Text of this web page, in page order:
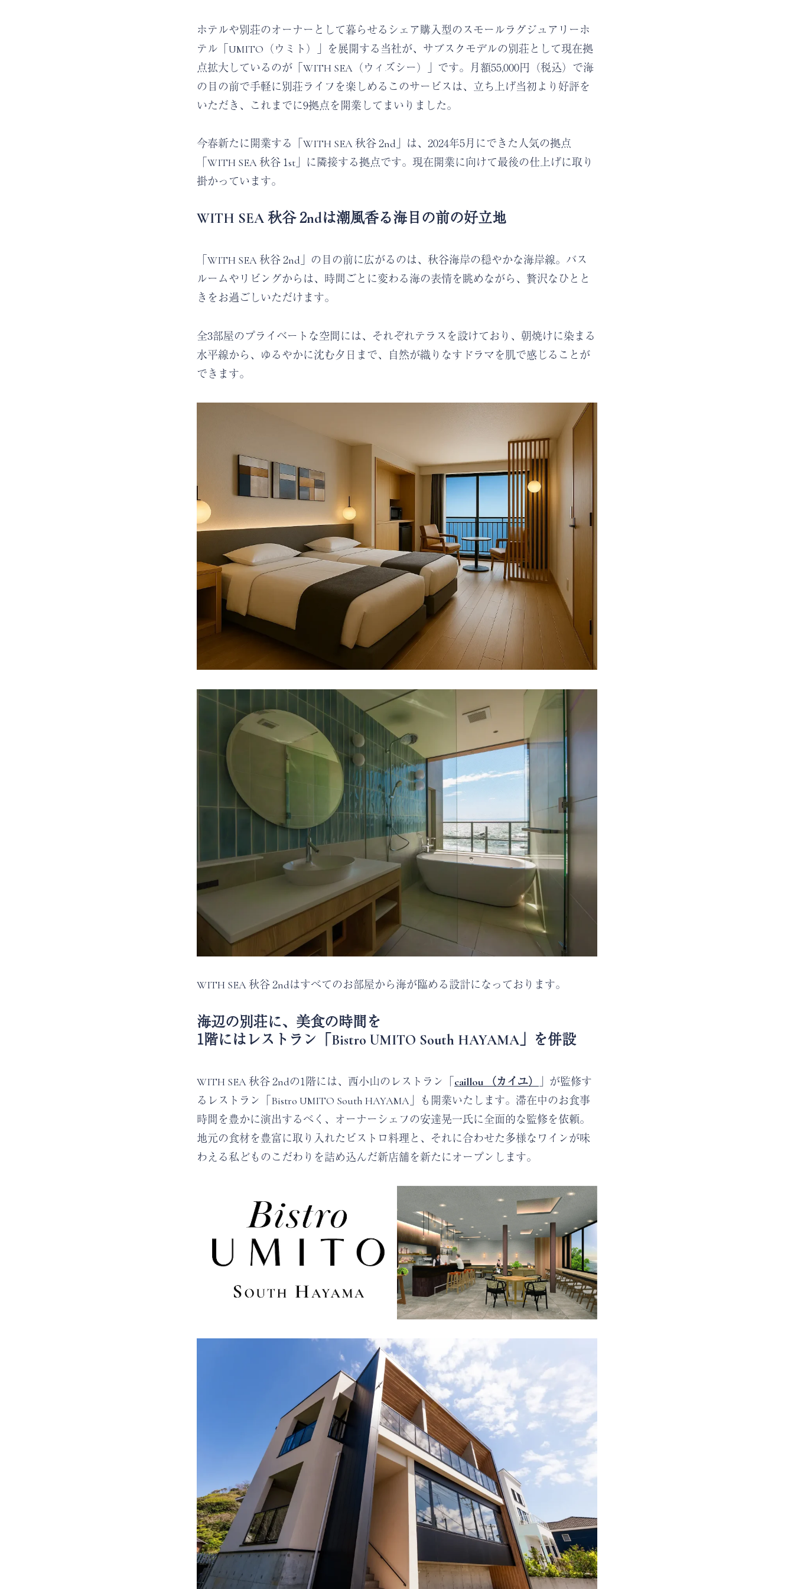
ホテルや別荘のオーナーとして暮らせるシェア購入型のスモールラグジュアリーホ
テル「UMITO（ウミト）」を展開する当社が、サブスクモデルの別荘として現在拠
点拡大しているのが「WITH SEA（ウィズシー）」です。月額55,000円（税込）で海
の目の前で手軽に別荘ライフを楽しめるこのサービスは、立ち上げ当初より好評を
いただき、これまでに9拠点を開業してまいりました。
今春新たに開業する「WITH SEA 秋谷 2nd」は、2024年5月にできた人気の拠点
「WITH SEA 秋谷 1st」に隣接する拠点です。現在開業に向けて最後の仕上げに取り
掛かっています。
WITH SEA 秋谷 2ndは潮風香る海目の前の好立地
「WITH SEA 秋谷 2nd」の目の前に広がるのは、秋谷海岸の穏やかな海岸線。バス
ルームやリビングからは、時間ごとに変わる海の表情を眺めながら、贅沢なひとと
きをお過ごしいただけます。
全3部屋のプライベートな空間には、それぞれテラスを設けており、朝焼けに染まる
水平線から、ゆるやかに沈む夕日まで、自然が織りなすドラマを肌で感じることが
できます。
WITH SEA 秋谷 2ndはすべてのお部屋から海が臨める設計になっております。
海辺の別荘に、美食の時間を
1階にはレストラン「Bistro UMITO South HAYAMA」を併設
WITH SEA 秋谷 2ndの1階には、西小山のレストラン「 caillou （カイユ）
」が監修す
るレストラン「Bistro UMITO South HAYAMA」も開業いたします。滞在中のお食事
時間を豊かに演出するべく、オーナーシェフの安達晃一氏に全面的な監修を依頼。
地元の食材を豊富に取り入れたビストロ料理と、それに合わせた多様なワインが味
わえる私どものこだわりを詰め込んだ新店舗を新たにオープンします。